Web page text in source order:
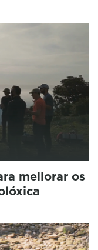
mellorar os